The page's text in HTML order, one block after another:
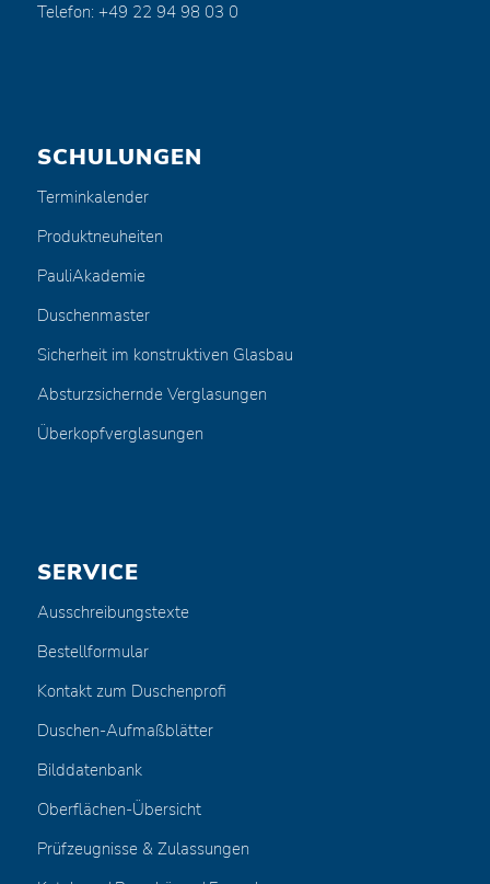
Telefon: +49 22 94 98 03 0
SCHULUNGEN
Terminkalender
Produktneuheiten
PauliAkademie
Duschenmaster
Sicherheit im konstruktiven Glasbau
Absturzsichernde Verglasungen
Überkopfverglasungen
SERVICE
Ausschreibungstexte
Bestellformular
Kontakt zum Duschenprofi
Duschen-Aufmaßblätter
Bilddatenbank
Oberflächen-Übersicht
Prüfzeugnisse & Zulassungen